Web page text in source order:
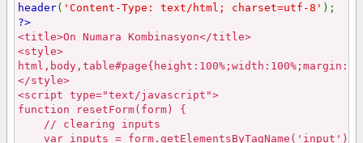
header( 'Content-Type: text/html; charset=utf-8' );
?>
<title>On Numara Kombinasyon</title>
<style>
</style>
<script type="text/javascript">
function resetForm(form) {
// clearing inputs
var inputs = form.getElementsByTagName('input');